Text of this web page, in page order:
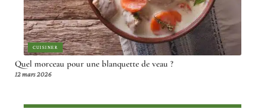
CUISINER
Quel morceau pour une blanquette de veau ?
12 mars 2026